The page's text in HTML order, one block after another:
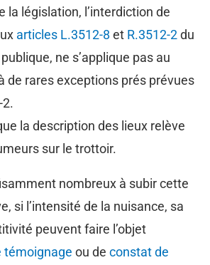
la législation, l’interdiction de
articles L.3512-8 et R.3512-2du
ne s’applique pas au
de rares exceptions prés prévues
2.
la description des lieux relève
sur le trottoir.
nombreux à subir cette
si l’intensité de la nuisance, sa
peuvent faire l’objet
témoignage ou de constat de